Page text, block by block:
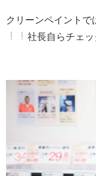
クリーンペイント
社長自らチェ